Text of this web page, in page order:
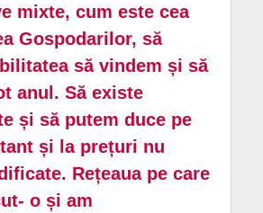
mixte, cum este cea
Gospodarilor, să
să vindem și să
anul. Să existe
și să putem duce pe
și la prețuri nu
Rețeaua pe care
o și am